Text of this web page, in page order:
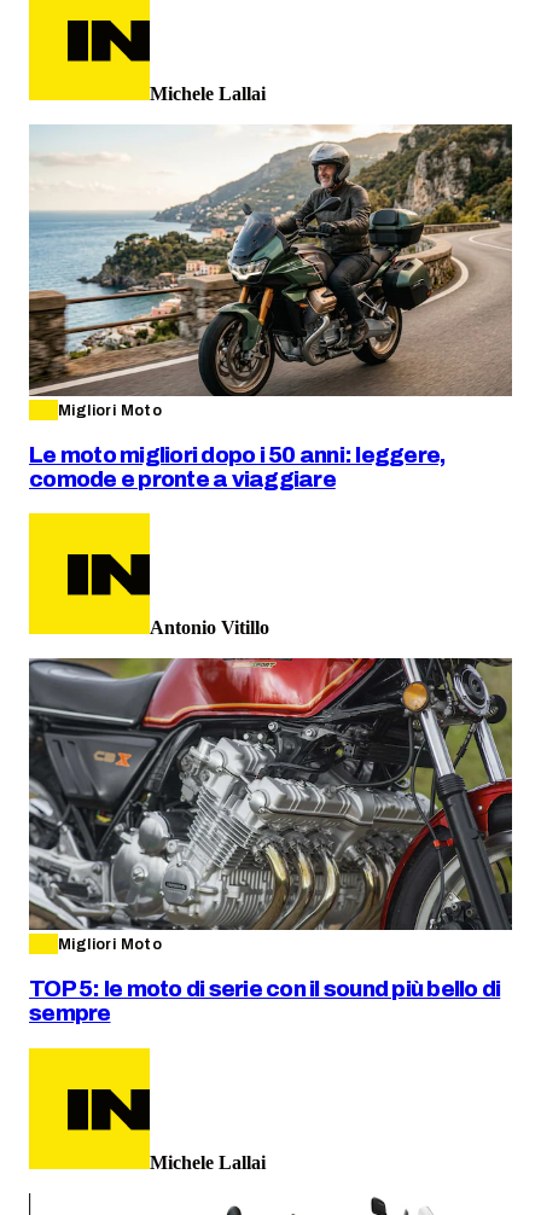
Michele Lallai
Migliori Moto
Le moto migliori dopo i 50 anni: leggere,
comode e pronte a viaggiare
Antonio Vitillo
Migliori Moto
TOP 5: le moto di serie con il sound più bello di
sempre
Michele Lallai